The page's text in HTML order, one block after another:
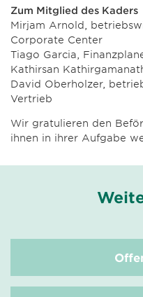
Zum Mitglied des Kaders
Mirjam Arnold,
Corporate Center
Tiago Garcia,
Kathirsan
David Oberholzer,
Vertrieb
Wir gratulieren den
ihnen in ihrer Aufgabe